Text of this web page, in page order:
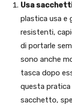
Usa
plastica usa e
resistenti,
di portarle
sono anche
tasca dopo
questa pratica
sacchetto,